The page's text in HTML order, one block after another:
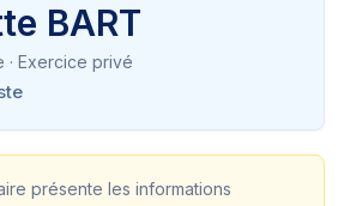
BART
· Exercice privé
présente les informations